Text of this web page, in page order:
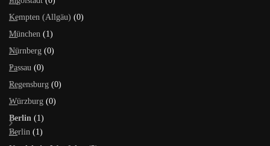
Kempten (Allgäu) (0)
München (1)
Nürnberg (0)
Passau (0)
Regensburg (0)
Würzburg (0)
Berlin (1)
Berlin (1)